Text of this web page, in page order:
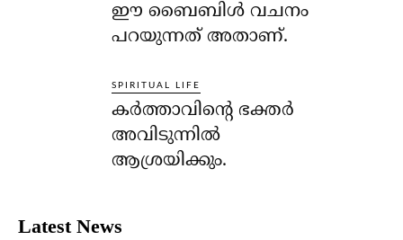
ഈ ബൈബിള്‍ വചനം
പറയുന്നത് അതാണ്.
SPIRITUAL LIFE
കര്‍ത്താവിന്റെ ഭക്തര്‍
അവിടുന്നില്‍
ആശ്രയിക്കും.
Latest News